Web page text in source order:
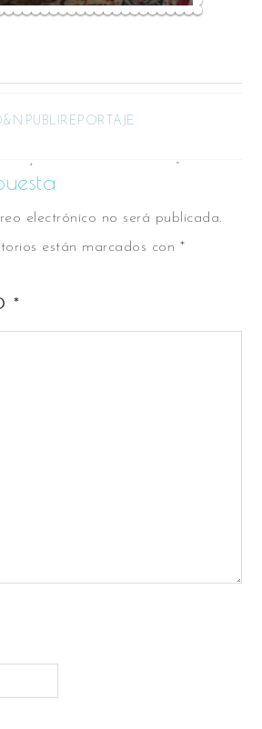
electrónico no será publicada.
están marcados con *
*